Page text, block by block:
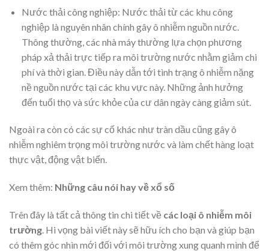
Nước thải công nghiệp: Nước thải từ các khu công
nghiệp là nguyên nhân chính gây ô nhiễm nguồn nước.
Thông thường, các nhà máy thường lựa chọn phương
pháp xả thải trực tiếp ra môi trường nước nhằm giảm chi
phí và thời gian. Điều này dẫn tới tình trạng ô nhiễm nặng
nề nguồn nước tại các khu vực này. Những ảnh hưởng
đến tuổi thọ và sức khỏe của cư dân ngày càng giảm sút.
Ngoài ra còn có các sự cố khác như tràn dầu cũng gây ô
nhiễm nghiêm trọng môi trường nước và làm chết hàng loạt
thực vật, động vật biển.
Xem thêm: Những câu nói hay về xổ số
Trên đây là tất cả thông tin chi tiết về các loại ô nhiễm môi
trường. Hi vọng bài viết này sẽ hữu ích cho bạn và giúp bạn
có thêm góc nhìn mới đối với môi trường xung quanh mình để